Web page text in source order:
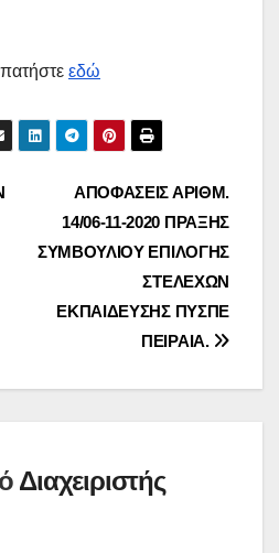
πατήστε εδώ
ΑΠΟΦΑΣΕΙΣ ΑΡΙΘΜ.
14/06-11-2020 ΠΡΑΞΗΣ
ΣΥΜΒΟΥΛΙΟΥ ΕΠΙΛΟΓΗΣ
ΣΤΕΛΕΧΩΝ
ΕΚΠΑΙΔΕΥΣΗΣ ΠΥΣΠΕ
ΠΕΙΡΑΙΑ.
Διαχειριστής